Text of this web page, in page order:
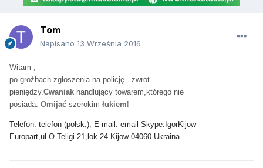
Tom
Napisano 13 Września 2016
Witam ,
po groźbach zgłoszenia na policję - zwrot
pieniędzy.Cwaniak handlujący towarem,którego nie
posiada. Omijać szerokim łukiem!
Telefon: telefon (polsk.), E-mail: email Skype:IgorKijow
Europart,ul.O.Teligi 21,lok.24 Kijow 04060 Ukraina